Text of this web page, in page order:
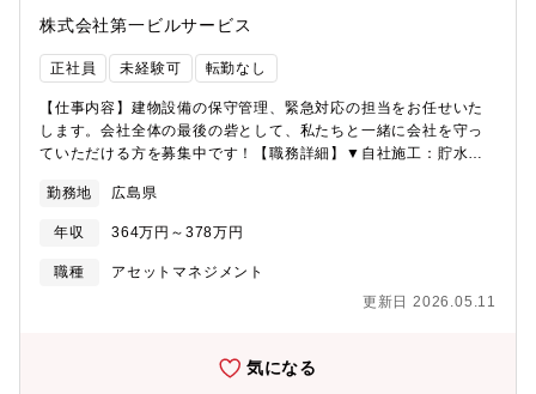
株式会社第一ビルサービス
正社員 未経験可 転勤なし
【仕事内容】建物設備の保守管理、緊急対応の担当をお任せいた
します。会社全体の最後の砦として、私たちと一緒に会社を守っ
ていただける方を募集中です！【職務詳細】▼自社施工：貯水槽
（主に給排水システム）空調フィルター清掃・他部署から依頼さ
れた修繕施工報告書の作成▼緊急対応：当社管理物件の夜間休日
の突発案件に対して現場へ臨場し、一時対応及び復旧対応当番
制：月6回程度（土日祝の当番日もあり）緊急対応例：断水⇒原因
て、養生・原因水源の止水をするその場ですぐ修理ができるもの
う応急処置を行います。【夜間休日緊急対応について】当社で管
理しているビル・マンション・公営住宅からヘルプデスク（営業
勤務地 広島県
年収 364万円～378万円
職種
アセットマネジメント
更新日 2026.05.11
気になる